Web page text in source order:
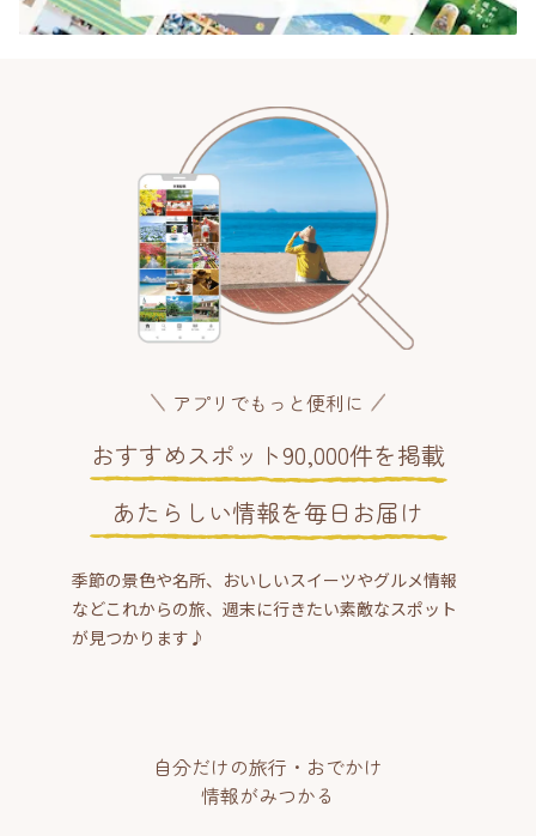
アプリでもっと便利に
おすすめスポット90,000件を掲載
あたらしい情報を毎日お届け
季節の景色や名所、おいしいスイーツやグルメ情報
などこれからの旅、週末に行きたい素敵なスポット
が見つかります♪
自分だけの旅行・おでかけ
情報がみつかる